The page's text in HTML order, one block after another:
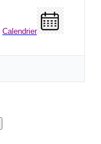
Calendrier